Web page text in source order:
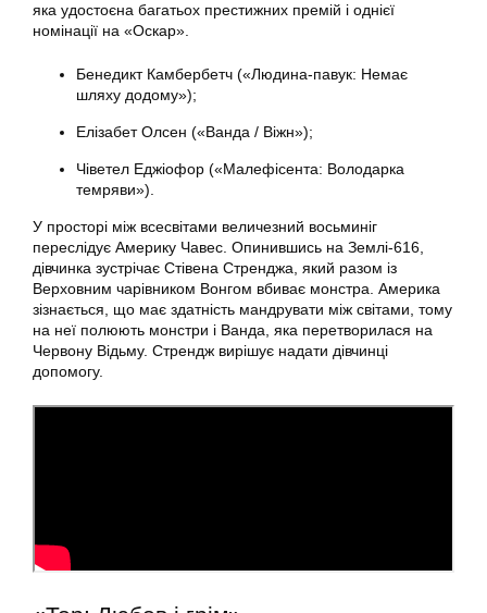
яка удостоєна багатьох престижних премій і однієї
номінації на «Оскар».
Бенедикт Камбербетч («Людина-павук: Немає
шляху додому»);
Елізабет Олсен («Ванда / Віжн»);
Чіветел Еджіофор («Малефісента: Володарка
темряви»).
У просторі між всесвітами величезний восьминіг
переслідує Америку Чавес. Опинившись на Землі-616,
дівчинка зустрічає Стівена Стренджа, який разом із
Верховним чарівником Вонгом вбиває монстра. Америка
зізнається, що має здатність мандрувати між світами, тому
на неї полюють монстри і Ванда, яка перетворилася на
Червону Відьму. Стрендж вирішує надати дівчинці
допомогу.